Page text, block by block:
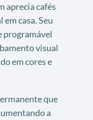
aprecia cafés
casa. Seu
programável
visual
em cores e
que
a